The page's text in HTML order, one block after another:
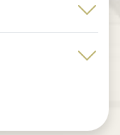
qu’une
électricité
directement